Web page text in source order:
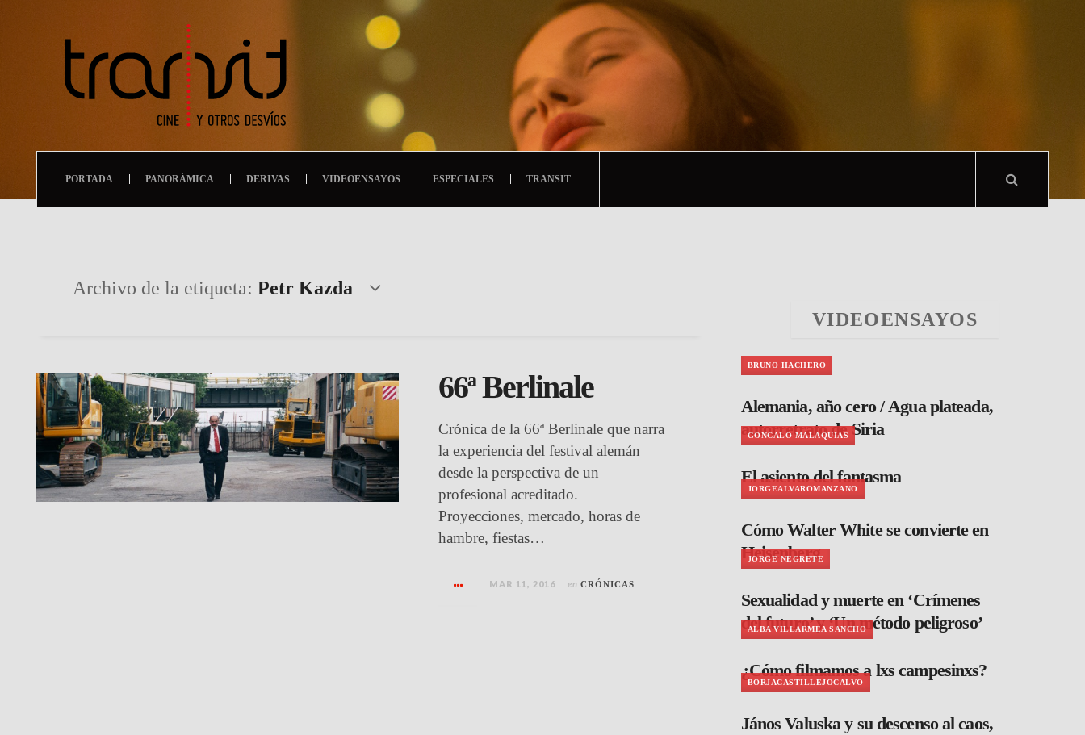
PORTADA PANORÁMICA DERIVAS VIDEOENSAYOS ESPECIALES TRANSIT
Archivo de la etiqueta: Petr Kazda
66ª Berlinale
Crónica de la 66ª Berlinale que narra
la experiencia del festival alemán
desde la perspectiva de un
profesional acreditado.
Proyecciones, mercado, horas de
hambre, fiestas…
MAR 11, 2016 en CRÓNICAS
VIDEOENSAYOS
BRUNO HACHERO
Alemania, año cero / Agua plateada,
autorretrato de Siria
GONCALO MALAQUIAS
El asiento del fantasma
JORGEALVAROMANZANO
Cómo Walter White se convierte en
Heisenberg
JORGE NEGRETE
Sexualidad y muerte en ‘Crímenes
del futuro’ y ‘Un método peligroso’
ALBA VILLARMEA SANCHO
¿Cómo filmamos a lxs campesinxs?
BORJACASTILLEJOCALVO
János Valuska y su descenso al caos,